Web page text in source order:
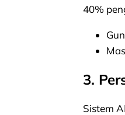
40%
3.
Sistem